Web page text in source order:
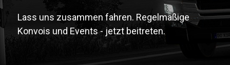
Lass uns zusammen fahren. Regelmäßige
Konvois und Events - jetzt beitreten.